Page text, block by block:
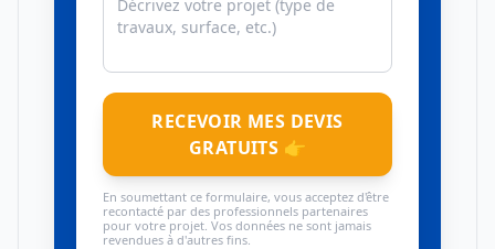
RECEVOIR MES DEVIS
GRATUITS 👉
En soumettant ce formulaire, vous acceptez d'être
recontacté par des professionnels partenaires
pour votre projet. Vos données ne sont jamais
revendues à d'autres fins.